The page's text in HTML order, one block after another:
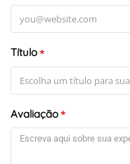
Título*
Avaliação*